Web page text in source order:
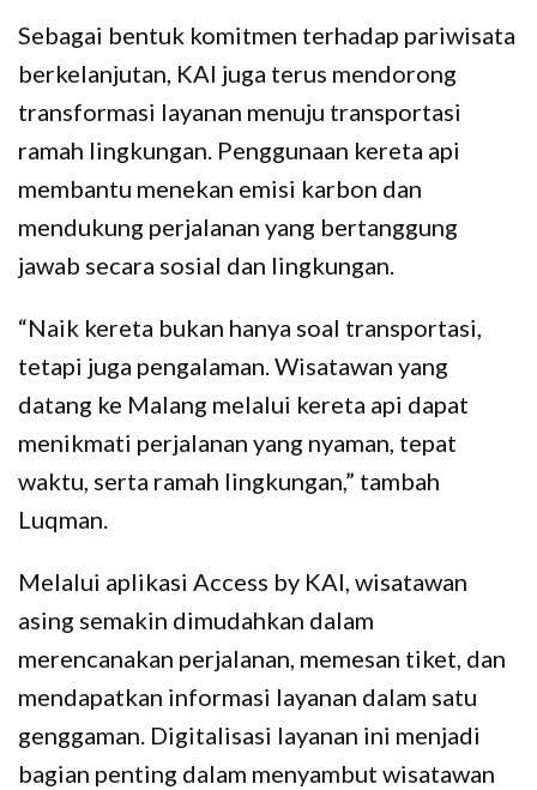
Sebagai bentuk komitmen terhadap pariwisata
berkelanjutan, KAI juga terus mendorong
transformasi layanan menuju transportasi
ramah lingkungan. Penggunaan kereta api
membantu menekan emisi karbon dan
mendukung perjalanan yang bertanggung
jawab secara sosial dan lingkungan.
“Naik kereta bukan hanya soal transportasi,
tetapi juga pengalaman. Wisatawan yang
datang ke Malang melalui kereta api dapat
menikmati perjalanan yang nyaman, tepat
waktu, serta ramah lingkungan,” tambah
Luqman.
Melalui aplikasi Access by KAI, wisatawan
asing semakin dimudahkan dalam
merencanakan perjalanan, memesan tiket, dan
mendapatkan informasi layanan dalam satu
genggaman. Digitalisasi layanan ini menjadi
bagian penting dalam menyambut wisatawan